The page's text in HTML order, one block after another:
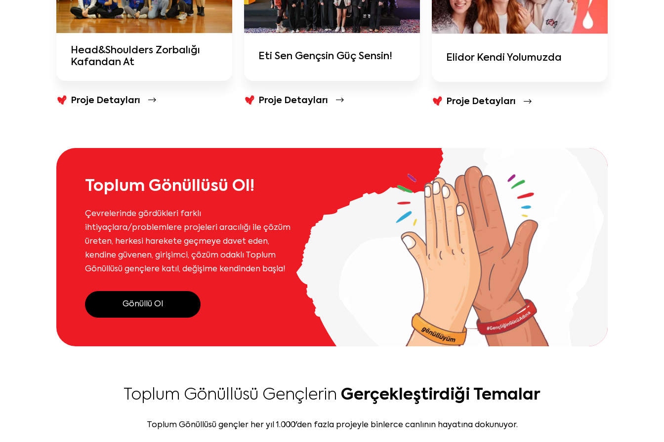
Head&Shoulders Zorbalığı
Kafandan At
Proje Detayları
Eti Sen Gençsin Güç Sensin!
Proje Detayları
Elidor Kendi Yolumuzda
Proje Detayları
Toplum Gönüllüsü Ol!
Çevrelerinde gördükleri farklı
ihtiyaçlara/problemlere projeleri aracılığı ile çözüm
üreten, herkesi harekete geçmeye davet eden,
kendine güvenen, girişimci, çözüm odaklı Toplum
Gönüllüsü gençlere katıl, değişime kendinden başla!
Gönüllü Ol
Toplum Gönüllüsü Gençlerin Gerçekleştirdiği Temalar
Toplum Gönüllüsü gençler her yıl 1.000'den fazla projeyle binlerce canlının hayatına dokunuyor.